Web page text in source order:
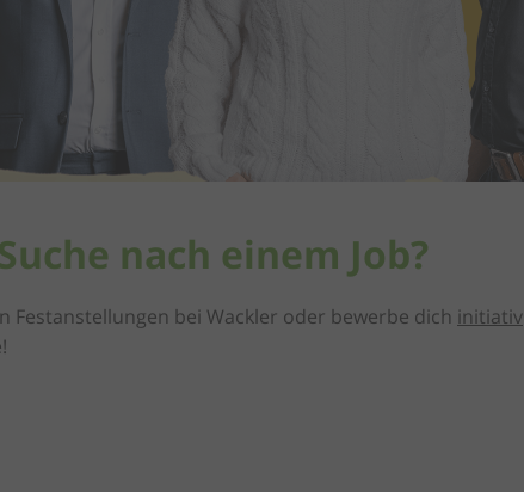
nach einem Job?
Festanstellungen bei Wackler oder bewerbe dich initiativ